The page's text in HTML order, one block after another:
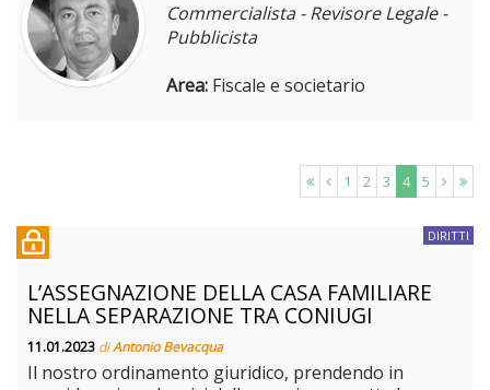
Commercialista - Revisore Legale -
Pubblicista
Area: Fiscale e societario
1 2 3 4 5
DIRITTI
L’ASSEGNAZIONE DELLA CASA FAMILIARE
NELLA SEPARAZIONE TRA CONIUGI
11.01.2023 diAntonio Bevacqua
Il nostro ordinamento giuridico, prendendo in